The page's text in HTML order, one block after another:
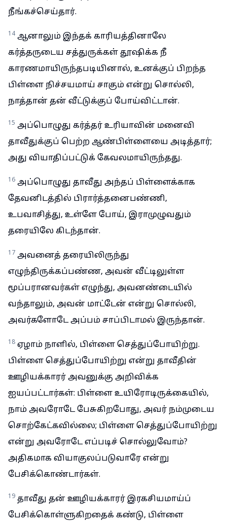
நீங்கச்செய்தார்.
14 ஆனாலும் இந்தக் காரியத்தினாலே
கர்த்தருடைய சத்துருக்கள் தூஷிக்க நீ
காரணமாயிருந்தபடியினால், உனக்குப் பிறந்த
பிள்ளை நிச்சயமாய் சாகும் என்று சொல்லி,
நாத்தான் தன் வீட்டுக்குப் போய்விட்டான்.
15 அப்பொழுது கர்த்தர் உரியாவின் மனைவி
தாவீதுக்குப் பெற்ற ஆண்பிள்ளையை அடித்தார்;
அது வியாதிப்பட்டுக் கேவலமாயிருந்தது.
16 அப்பொழுது தாவீது அந்தப் பிள்ளைக்காக
தேவனிடத்தில் பிரார்த்தனைபண்ணி,
உபவாசித்து, உள்ளே போய், இராமுழுவதும்
தரையிலே கிடந்தான்.
17 அவனைத் தரையிலிருந்து
எழுந்திருக்கப்பண்ண, அவன் வீட்டிலுள்ள
மூப்பரானவர்கள் எழுந்து, அவனண்டையில்
வந்தாலும், அவன் மாட்டேன் என்று சொல்லி,
அவர்களோடே அப்பம் சாப்பிடாமல் இருந்தான்.
18 ஏழாம் நாளில், பிள்ளை செத்துப்போயிற்று.
பிள்ளை செத்துப்போயிற்று என்று தாவீதின்
ஊழியக்காரர் அவனுக்கு அறிவிக்க
ஐயப்பட்டார்கள்: பிள்ளை உயிரோடிருக்கையில்,
நாம் அவரோடே பேசுகிறபோது, அவர் நம்முடைய
சொற்கேட்கவில்லை; பிள்ளை செத்துப்போயிற்று
என்று அவரோடே எப்படிச் சொல்லுவோம்?
அதிகமாக வியாகுலப்படுவாரே என்று
பேசிக்கொண்டார்கள்.
19 தாவீது தன் ஊழியக்காரர் இரகசியமாய்ப்
பேசிக்கொள்ளுகிறதைக் கண்டு, பிள்ளை